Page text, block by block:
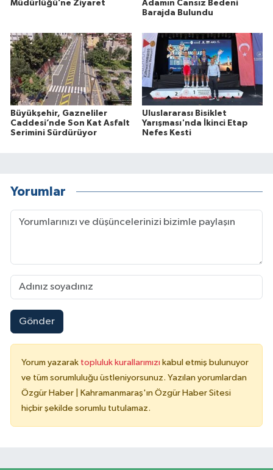
Müdürlüğü’ne Ziyaret
Adamın Cansız Bedeni
Barajda Bulundu
Büyükşehir, Gazneliler
Caddesi’nde Son Kat Asfalt
Serimini Sürdürüyor
Uluslararası Bisiklet
Yarışması'nda İkinci Etap
Nefes Kesti
Yorumlar
Gönder
Yorum yazarak topluluk kurallarımızı kabul etmiş bulunuyor
ve tüm sorumluluğu üstleniyorsunuz. Yazılan yorumlardan
Özgür Haber | Kahramanmaraş'ın Özgür Haber Sitesi
hiçbir şekilde sorumlu tutulamaz.